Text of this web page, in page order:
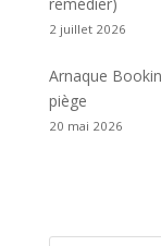
2 juillet 2026
Arnaque
piège
20 mai 2026